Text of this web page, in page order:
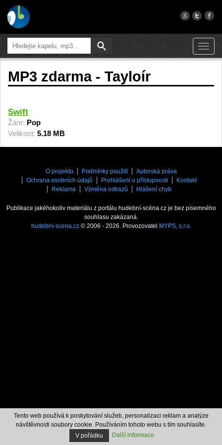
MP3 zdarma - Tayloír
Swift
Žánr: Pop
Velikost: 5.18 MB
O projektu Podmínky použití
Autorská práva
Ochrana osobních údajů
Prohlášení o přístupnosti
Kontakt
Reklama
Výměna odkazů Hlášení chyb
Publikace jakéhokoliv materiálu z portálu hudební-scéna.cz je bez písemného
souhlasu zakázaná.
hudebni-scena.cz© 2006 - 2026. Provozovatel MYPS, s.r.o.
Tento web používá k poskytování služeb, personalizaci reklam a analýze
návštěvnosti soubory cookie. Používáním tohoto webu s tím souhlasíte.
V pořádku
Další informace